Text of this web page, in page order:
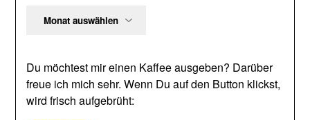
Du möchtest mir einen Kaffee ausgeben? Darüber
freue ich mich sehr. Wenn Du auf den Button klickst,
wird frisch aufgebrüht: